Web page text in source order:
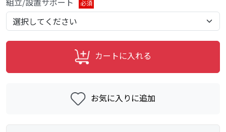
必須
カートに入れる
お気に入りに追加